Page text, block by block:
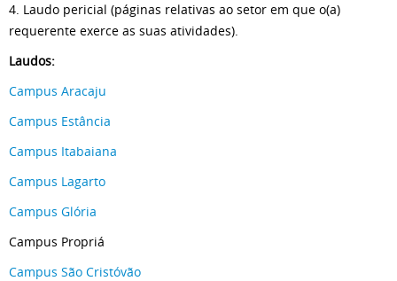
4. Laudo pericial (páginas relativas ao setor em que o(a)
requerente exerce as suas atividades).
Laudos:
Campus Aracaju
Campus Estância
Campus Itabaiana
Campus Lagarto
Campus Glória
Campus Propriá
Campus São Cristóvão